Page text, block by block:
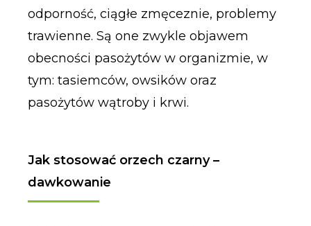
odporność, ciągłe zmęceznie, problemy
trawienne. Są one zwykle objawem
obecności pasożytów w organizmie, w
tym: tasiemców, owsików oraz
pasożytów wątroby i krwi.
Jak stosować orzech czarny –
dawkowanie